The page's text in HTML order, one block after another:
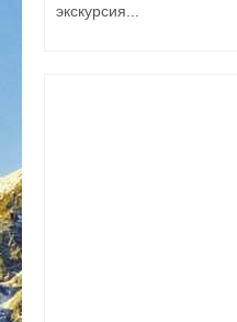
экскурсия...